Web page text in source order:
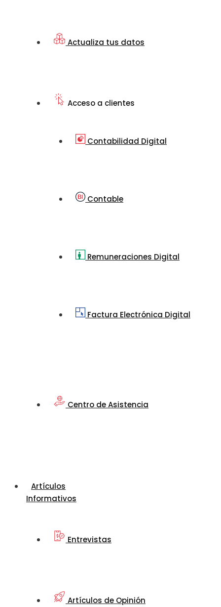
Actualiza tus datos
Acceso a clientes
Contabilidad Digital
Contable
Remuneraciones Digital
Factura Electrónica Digital
Centro de Asistencia
Artículos
Informativos
Entrevistas
Artículos de Opinión